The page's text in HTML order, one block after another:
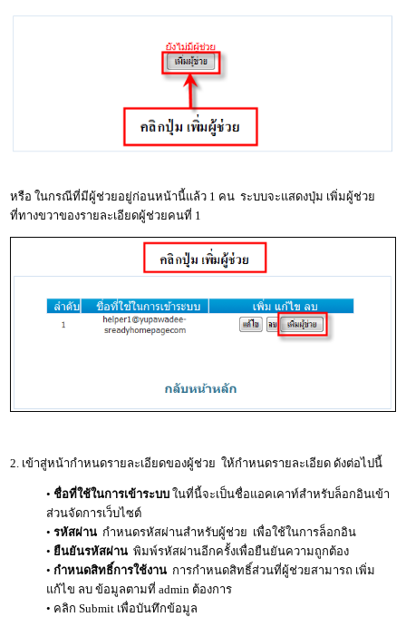
หรือ ในกรณีที่มีผู้ช่วยอยู่ก่อนหน้านี้แล้ว 1 คน ระบบจะแสดงปุ่ม เพิ่มผู้ช่วย
ที่ทางขวาของรายละเอียดผู้ช่วยคนที่ 1
2. เข้าสู่หน้ากำหนดรายละเอียดของผู้ช่วย ให้กำหนดรายละเอียด ดังต่อไปนี้
• ชื่อที่ใช้ในการเข้าระบบในที่นี้จะเป็นชื่อแอคเคาท์สำหรับล็อกอินเข้า
ส่วนจัดการเว็บไซต์
• รหัสผ่าน กำหนดรหัสผ่านสำหรับผู้ช่วย เพื่อใช้ในการล็อกอิน
• ยืนยันรหัสผ่าน พิมพ์รหัสผ่านอีกครั้งเพื่อยืนยันความถูกต้อง
•กำหนดสิทธิ์การใช้งาน การกำหนดสิทธิ์ส่วนที่ผู้ช่วยสามารถ เพิ่ม
แก้ไข ลบ ข้อมูลตามที่ admin ต้องการ
• คลิก Submit เพื่อบันทึกข้อมูล